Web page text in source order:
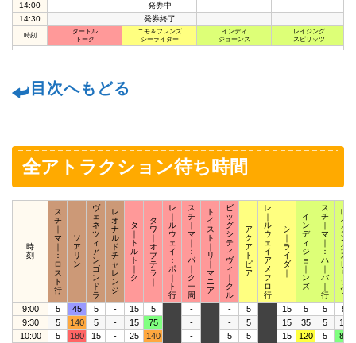
14:00
発券中
14:30
発券終了
時刻
タートル
トーク
ニモ＆フレンズ
シーライダー
インディ
ジョーンズ
レイジング
スピリッツ
目次へもどる
全アトラクション待ち時間
時
刻
ス
チ
｜
マ
｜
：
ロ
ス
ト
行
ソ
ア
リ
ン
ヴ
ェ
ネ
ツ
ィ
ア
ン
ゴ
ン
ド
ラ
レ
オ
ナ
ル
ド
チ
ャ
レ
ン
ジ
タ
｜
ト
ル
ト
｜
ク
タ
ワ
｜
オ
ブ
テ
ラ
｜
レ
｜
ル
ウ
ェ
イ
：
ポ
｜
ト
行
ス
チ
｜
マ
｜
：
パ
｜
ク
一
周
ト
イ
ス
ト
｜
リ
｜
マ
ニ
ア
ビ
ッ
グ
シ
テ
ィ
ヴ
ィ
｜
ク
ル
ア
ク
ア
ト
ピ
ア
レ
｜
ル
ウ
ェ
イ
ア
メ
フ
ロ
行
シ
｜
ラ
イ
ダ
｜
イ
ン
デ
ィ
ジ
ョ
｜
ン
ズ
ス
チ
｜
マ
｜
：
ハ
｜
バ
｜
行
レ
イ
ジ
ン
グ
ス
ピ
リ
ッ
ツ
9:00 5 45 5 - 15 5 - - 5 15 5 5
5
9:30
5 140 5 - 15 75 - - 5 15 35 5
15
10:00
5 180 15 - 25 140 - 5 5 15 120 5
80